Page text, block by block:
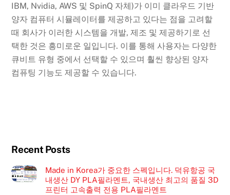
IBM, Nvidia, AWS 및 SpinQ 자체)가 이미 클라우드 기반
양자 컴퓨터 시뮬레이터를 제공하고 있다는 점을 고려할
때 회사가 이러한 시스템을 개발, 제조 및 제공하기로 선
택한 것은 흥미로운 일입니다. 이를 통해 사용자는 다양한
큐비트 유형 중에서 선택할 수 있으며 훨씬 향상된 양자
컴퓨팅 기능도 제공할 수 있습니다.
Recent Posts
Made in Korea가 중요한 스펙입니다. 덕유항공 국
내생산 DY PLA필라멘트, 국내생산 최고의 품질 3D
프린터 고속출력 전용 PLA필라멘트